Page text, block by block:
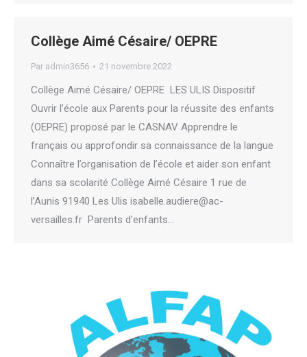
Collège Aimé Césaire/ OEPRE
Par admin3656 21 novembre 2022
Collège Aimé Césaire/ OEPRE LES ULIS Dispositif
Ouvrir l’école aux Parents pour la réussite des enfants
(OEPRE) proposé par le CASNAV Apprendre le
français ou approfondir sa connaissance de la langue
Connaître l’organisation de l’école et aider son enfant
dans sa scolarité Collège Aimé Césaire 1 rue de
l’Aunis 91940 Les Ulis isabelle.audiere@ac-
versailles.fr Parents d’enfants…